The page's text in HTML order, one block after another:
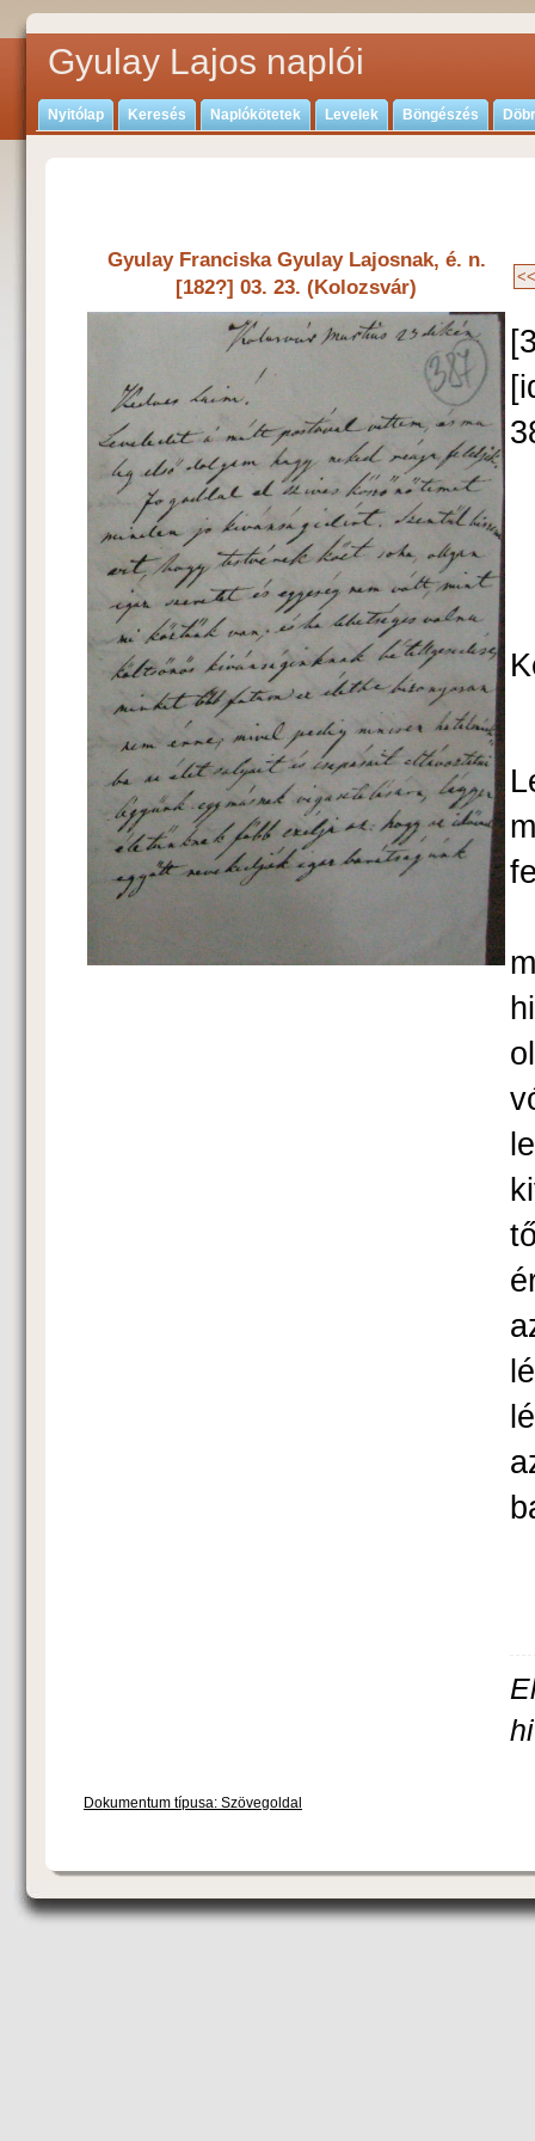
Gyulay Lajos naplói
Nyitólap Keresés Naplókötetek Levelek Böngészés
Gyulay Franciska Gyulay Lajosnak, é. n.
[182?] 03. 23. (Kolozsvár)
Dokumentum típusa: Szövegoldal